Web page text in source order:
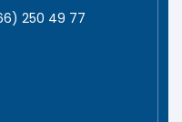
250 49 77